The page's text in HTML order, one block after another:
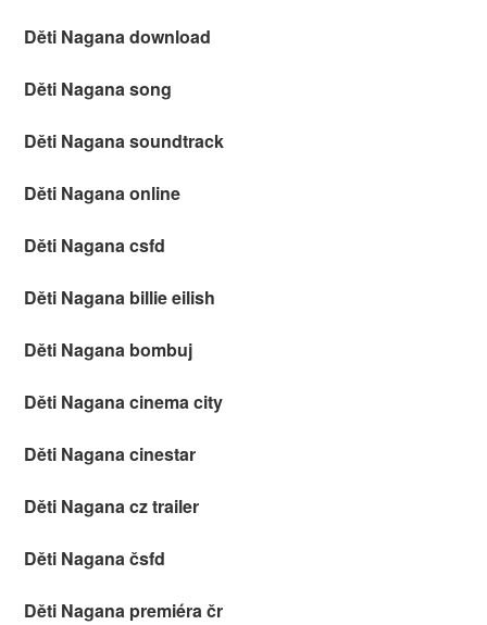
Děti Nagana download
Děti Nagana song
Děti Nagana soundtrack
Děti Nagana online
Děti Nagana csfd
Děti Nagana billie eilish
Děti Nagana bombuj
Děti Nagana cinema city
Děti Nagana cinestar
Děti Nagana cz trailer
Děti Nagana čsfd
Děti Nagana premiéra čr